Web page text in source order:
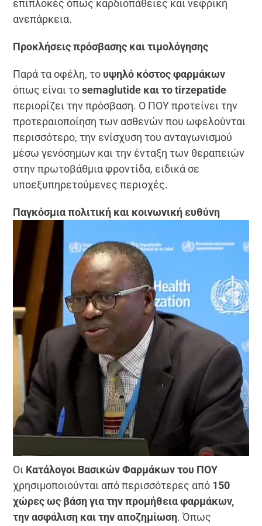
επιπλοκές όπως καρδιοπάθειες και νεφρική
ανεπάρκεια.
Προκλήσεις πρόσβασης και τιμολόγησης
Παρά τα οφέλη, το υψηλό κόστος φαρμάκων
όπως είναι τοsemaglutide και το tirzepatide
περιορίζει την πρόσβαση. Ο ΠΟΥ προτείνει την
προτεραιοποίηση των ασθενών που ωφελούνται
περισσότερο, την ενίσχυση του ανταγωνισμού
μέσω γενόσημων και την ένταξη των θεραπειών
στην πρωτοβάθμια φροντίδα, ειδικά σε
υποεξυπηρετούμενες περιοχές.
Παγκόσμια πολιτική και κοινωνική ευθύνη
Οι Κατάλογοι Βασικών Φαρμάκων του ΠΟΥ
χρησιμοποιούνται από περισσότερες από 150
χώρες ως βάση για την προμήθεια φαρμάκων,
την ασφάλιση και την αποζημίωση. Όπως